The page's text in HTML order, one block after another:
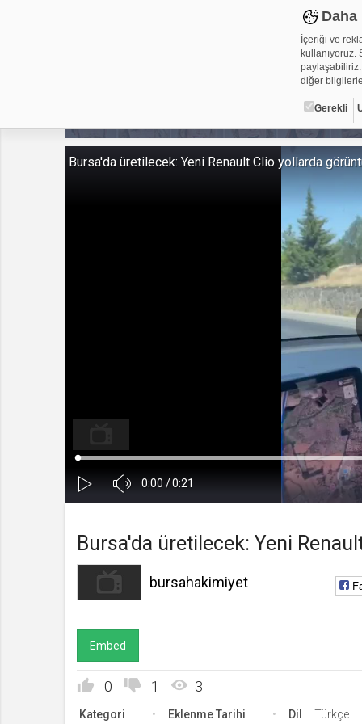
İçeriği ve
kullanıyoruz.
paylaşabiliriz.
diğer
Gerekli
Çerez
Çerezler,
metin
alanlar için
Gerekli
Üçüncü
Kapa
Süre
0:00 /Toplam
0:21
Yükleniyor:
Bursa'da üretilecek: Yeni Renault Clio yollarda
Bursa'da üretilecek: Yeni
bursahakimiyet
Embed
0 1 3
Kategori Eklenme Tarihi Dil Türkçe